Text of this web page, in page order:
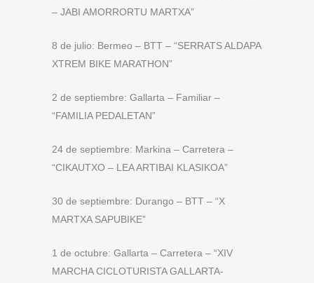
– JABI AMORRORTU MARTXA”
8 de julio: Bermeo – BTT – “SERRATS ALDAPA
XTREM BIKE MARATHON”
2 de septiembre: Gallarta – Familiar –
“FAMILIA PEDALETAN”
24 de septiembre: Markina – Carretera –
“CIKAUTXO – LEA ARTIBAI KLASIKOA”
30 de septiembre: Durango – BTT – “X
MARTXA SAPUBIKE”
1 de octubre: Gallarta – Carretera – “XIV
MARCHA CICLOTURISTA GALLARTA-